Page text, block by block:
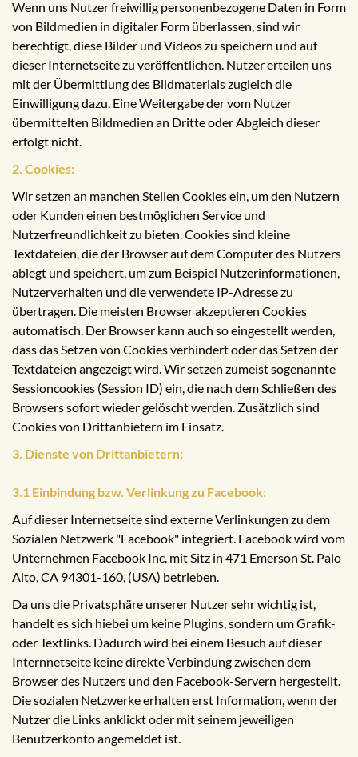
Wenn uns Nutzer freiwillig personenbezogene Daten in Form
von Bildmedien in digitaler Form überlassen, sind wir
berechtigt, diese Bilder und Videos zu speichern und auf
dieser Internetseite zu veröffentlichen. Nutzer erteilen uns
mit der Übermittlung des Bildmaterials zugleich die
Einwilligung dazu. Eine Weitergabe der vom Nutzer
übermittelten Bildmedien an Dritte oder Abgleich dieser
erfolgt nicht.
2. Cookies:
Wir setzen an manchen Stellen Cookies ein, um den Nutzern
oder Kunden einen bestmöglichen Service und
Nutzerfreundlichkeit zu bieten. Cookies sind kleine
Textdateien, die der Browser auf dem Computer des Nutzers
ablegt und speichert, um zum Beispiel Nutzerinformationen,
Nutzerverhalten und die verwendete IP-Adresse zu
übertragen. Die meisten Browser akzeptieren Cookies
automatisch. Der Browser kann auch so eingestellt werden,
dass das Setzen von Cookies verhindert oder das Setzen der
Textdateien angezeigt wird. Wir setzen zumeist sogenannte
Sessioncookies (Session ID) ein, die nach dem Schließen des
Browsers sofort wieder gelöscht werden. Zusätzlich sind
Cookies von Drittanbietern im Einsatz.
3. Dienste von Drittanbietern:
3.1 Einbindung bzw. Verlinkung zu Facebook:
Auf dieser Internetseite sind externe Verlinkungen zu dem
Sozialen Netzwerk "Facebook" integriert. Facebook wird vom
Unternehmen Facebook Inc. mit Sitz in 471 Emerson St. Palo
Alto, CA 94301-160, (USA) betrieben.
Da uns die Privatsphäre unserer Nutzer sehr wichtig ist,
handelt es sich hiebei um keine Plugins, sondern um Grafik-
oder Textlinks. Dadurch wird bei einem Besuch auf dieser
Internnetseite keine direkte Verbindung zwischen dem
Browser des Nutzers und den Facebook-Servern hergestellt.
Die sozialen Netzwerke erhalten erst Information, wenn der
Nutzer die Links anklickt oder mit seinem jeweiligen
Benutzerkonto angemeldet ist.